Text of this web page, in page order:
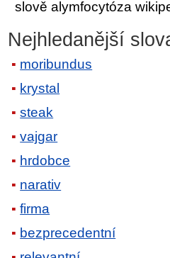
slově alymfocytóza
Nejhledanější
moribundus
krystal
steak
vajgar
hrdobce
narativ
firma
bezprecedentní